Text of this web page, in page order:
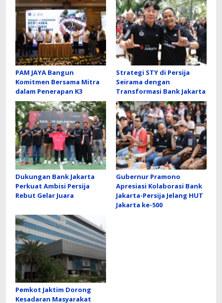
PAM JAYA Bangun
Komitmen Bersama Mitra
dalam Penerapan K3
Strategi STY di Persija
Seirama dengan
Transformasi Bank Jakarta
Dukungan Bank Jakarta
Perkuat Ambisi Persija
Rebut Gelar Juara
Gubernur Pramono
Apresiasi Kolaborasi Bank
Jakarta-Persija Jelang HUT
Jakarta ke-500
Pemkot Jaktim Dorong
Kesadaran Masyarakat